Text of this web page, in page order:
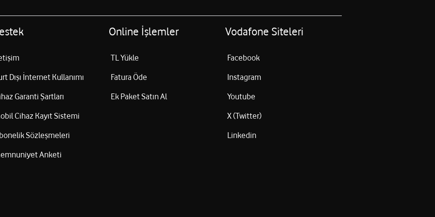
Dışı İnternet Kullanımı
Garanti Şartları
Cihaz Kayıt Sistemi
Sözleşmeleri
Anketi
Online İşlemler
TL Yükle
Fatura Öde
Ek Paket Satın Al
Vodafone Siteleri
Facebook
Instagram
Youtube
X (Twitter)
Linkedin